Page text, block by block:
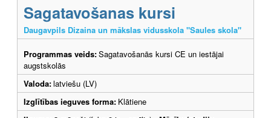
Sagatavošanas kursi
Daugavpils Dizaina un mākslas vidusskola "Saules skola"
Programmas veids:Sagatavošanās kursi CE un iestājai
augstskolās
Valoda:latviešu (LV)
Izglītības ieguves forma: Klātiene